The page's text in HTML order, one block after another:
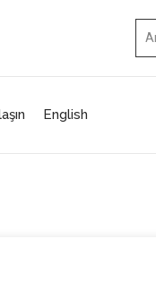
English